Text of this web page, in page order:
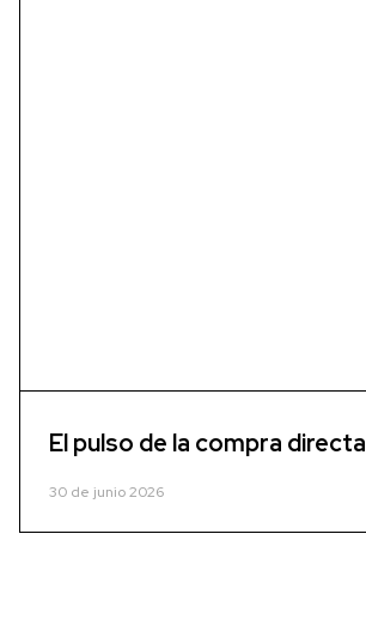
El pulso de la compra directa
30 de junio 2026